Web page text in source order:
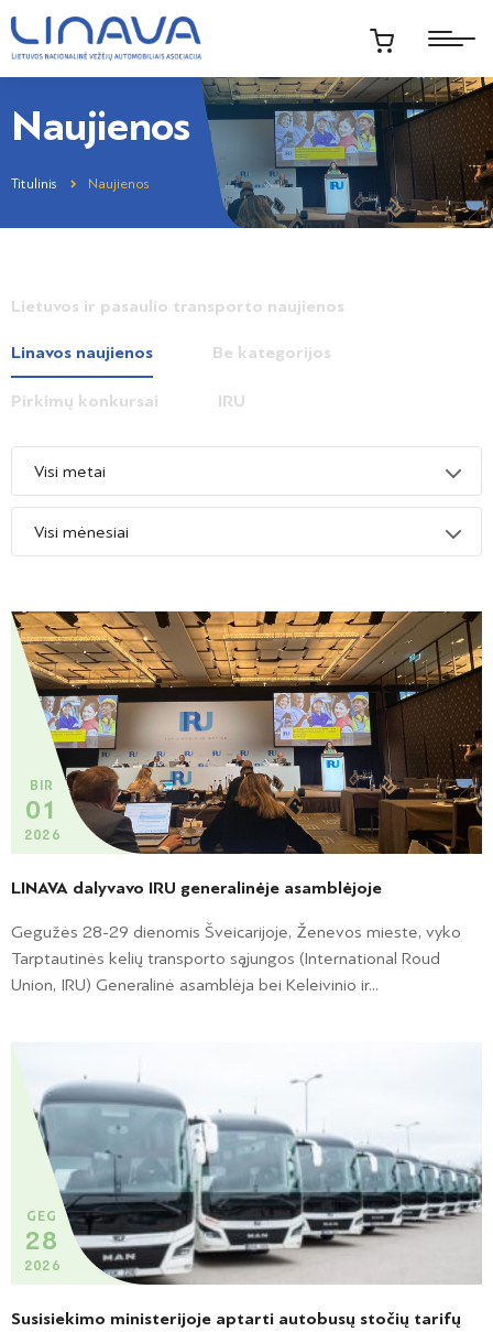
Naujienos
Titulinis Naujienos
Lietuvos ir pasaulio transporto naujienos
Linavos naujienos Be kategorijos
Pirkimų konkursai IRU
BIR
01
2026
LINAVA dalyvavo IRU generalinėje asamblėjoje
Gegužės 28-29 dienomis Šveicarijoje, Ženevos mieste, vyko
Tarptautinės kelių transporto sąjungos (International Roud
Union, IRU) Generalinė asamblėja bei Keleivinio ir...
GEG
28
2026
Susisiekimo ministerijoje aptarti autobusų stočių tarifų